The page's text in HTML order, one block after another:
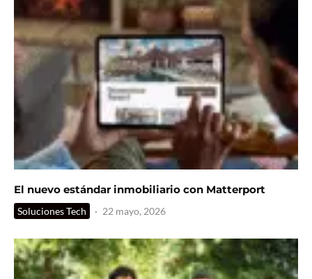
El nuevo estándar inmobiliario con Matterport
Soluciones Tech · 22 mayo, 2026